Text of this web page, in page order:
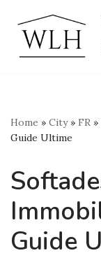
Skip
to
Home » City» FR »
Guide Ultime
Guide